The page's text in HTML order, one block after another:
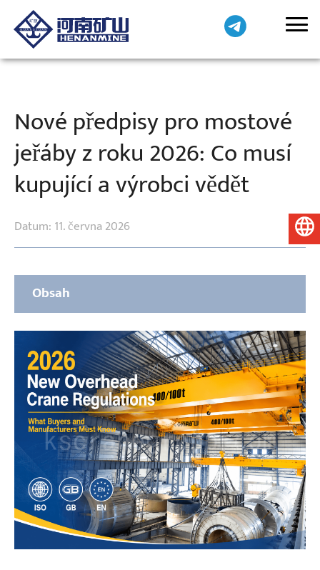
Nové předpisy pro mostové
jeřáby z roku 2026: Co musí
kupující a výrobci vědět
Datum: 11. června 2026
Obsah
ISO 10012:2026 – Řízení jakosti – Požadavky
na systémy managementu měření
II. Čínské národní normy (GB/T)
GB/T 20303.4—2025 — Jeřáby — Kabiny
obsluhy a ovládací stanoviště
GB/T 5973-2026 — Spoje konců ocelových
lan pro jeřáby
GB/T 24810.1-2026 — Jeřáby — Omezovače a
indikátory
Čeština